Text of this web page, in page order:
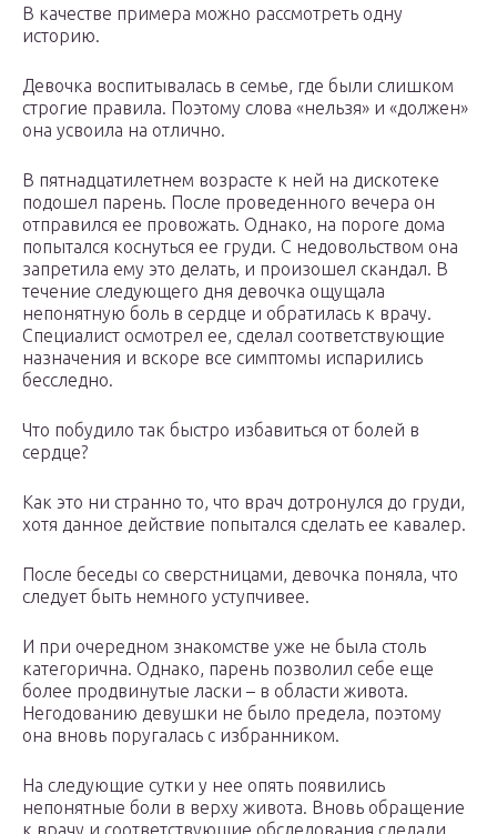
В качестве примера можно рассмотреть одну
историю.
Девочка воспитывалась в семье, где были слишком
строгие правила. Поэтому слова «нельзя» и «должен»
она усвоила на отлично.
В пятнадцатилетнем возрасте к ней на дискотеке
подошел парень. После проведенного вечера он
отправился ее провожать. Однако, на пороге дома
попытался коснуться ее груди. С недовольством она
запретила ему это делать, и произошел скандал. В
течение следующего дня девочка ощущала
непонятную боль в сердце и обратилась к врачу.
Специалист осмотрел ее, сделал соответствующие
назначения и вскоре все симптомы испарились
бесследно.
Что побудило так быстро избавиться от болей в
сердце?
Как это ни странно то, что врач дотронулся до груди,
хотя данное действие попытался сделать ее кавалер.
После беседы со сверстницами, девочка поняла, что
следует быть немного уступчивее.
И при очередном знакомстве уже не была столь
категорична. Однако, парень позволил себе еще
более продвинутые ласки – в области живота.
Негодованию девушки не было предела, поэтому
она вновь поругалась с избранником.
На следующие сутки у нее опять появились
непонятные боли в верху живота. Вновь обращение
к врачу и соответствующие обследования сделали